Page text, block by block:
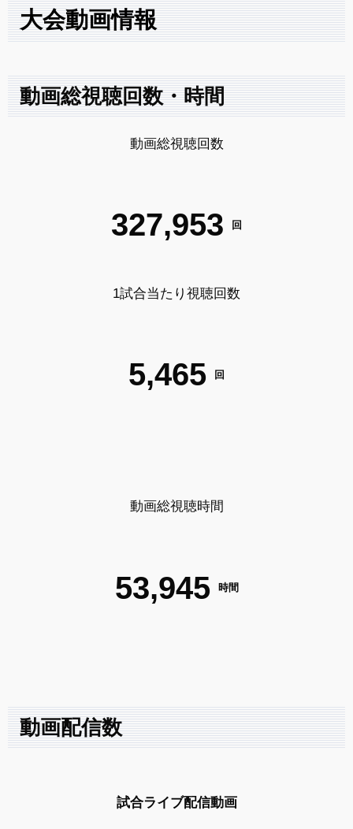
大会動画情報
動画総視聴回数・時間
動画総視聴回数
327,953 回
1試合当たり視聴回数
5,465 回
動画総視聴時間
53,945 時間
動画配信数
試合ライブ配信動画